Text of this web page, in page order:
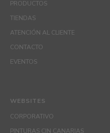
PRODUCTOS
TIENDAS
ATENCIÓN AL CLIENTE
CONTACTO
EVENTOS
WEBSITES
CORPORATIVO
PINTURAS CIN CANARIAS